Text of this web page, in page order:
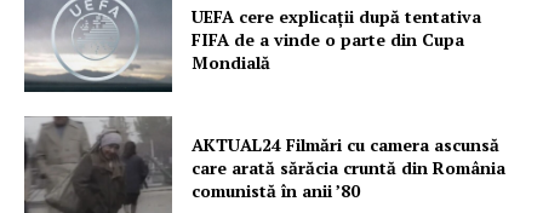
UEFA cere explicații după tentativa
FIFA de a vinde o parte din Cupa
Mondială
AKTUAL24 Filmări cu camera ascunsă
care arată sărăcia cruntă din România
comunistă în anii ’80